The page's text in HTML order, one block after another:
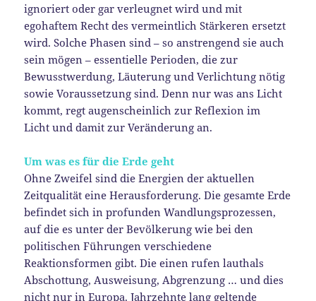
ignoriert oder gar verleugnet wird und mit
egohaftem Recht des vermeintlich Stärkeren ersetzt
wird. Solche Phasen sind – so anstrengend sie auch
sein mögen – essentielle Perioden, die zur
Bewusstwerdung, Läuterung und Verlichtung nötig
sowie Voraussetzung sind. Denn nur was ans Licht
kommt, regt augenscheinlich zur Reflexion im
Licht und damit zur Veränderung an.
Um was es für die Erde geht
Ohne Zweifel sind die Energien der aktuellen
Zeitqualität eine Herausforderung. Die gesamte Erde
befindet sich in profunden Wandlungsprozessen,
auf die es unter der Bevölkerung wie bei den
politischen Führungen verschiedene
Reaktionsformen gibt. Die einen rufen lauthals
Abschottung, Ausweisung, Abgrenzung … und dies
nicht nur in Europa. Jahrzehnte lang geltende